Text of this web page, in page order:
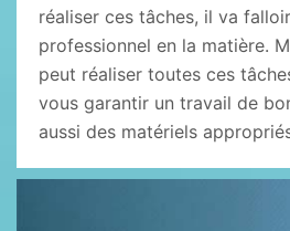
réaliser ces tâches, il va
professionnel en la matière.
peut réaliser toutes ces
vous garantir un travail de
aussi des matériels